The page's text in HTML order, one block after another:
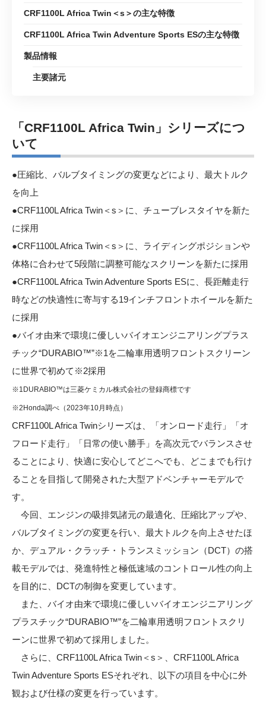
CRF1100L Africa Twin＜s＞の主な特徴
CRF1100L Africa Twin Adventure Sports ESの主な特徴
製品情報
主要諸元
「CRF1100L Africa Twin」シリーズにつ
いて
●圧縮比、バルブタイミングの変更などにより、最大トルク
を向上
●CRF1100L Africa Twin＜s＞に、チューブレスタイヤを新た
に採用
●CRF1100L Africa Twin＜s＞に、ライディングポジションや
体格に合わせて5段階に調整可能なスクリーンを新たに採用
●CRF1100L Africa Twin Adventure Sports ESに、長距離走行
時などの快適性に寄与する19インチフロントホイールを新た
に採用
●バイオ由来で環境に優しいバイオエンジニアリングプラス
チック“DURABIO™”※1を二輪車用透明フロントスクリーン
に世界で初めて※2採用
※1DURABIO™は三菱ケミカル株式会社の登録商標です
※2Honda調べ（2023年10月時点）
CRF1100L Africa Twinシリーズは、「オンロード走行」「オ
フロード走行」「日常の使い勝手」を高次元でバランスさせ
ることにより、快適に安心してどこへでも、どこまでも行け
ることを目指して開発された大型アドベンチャーモデルで
す。
今回、エンジンの吸排気諸元の最適化、圧縮比アップや、
バルブタイミングの変更を行い、最大トルクを向上させたほ
か、デュアル・クラッチ・トランスミッション（DCT）の搭
載モデルでは、発進特性と極低速域のコントロール性の向上
を目的に、DCTの制御を変更しています。
また、バイオ由来で環境に優しいバイオエンジニアリング
プラスチック“DURABIO™”を二輪車用透明フロントスクリ
ーンに世界で初めて採用しました。
さらに、CRF1100L Africa Twin＜s＞、CRF1100L Africa
Twin Adventure Sports ESそれぞれ、以下の項目を中心に外
観および仕様の変更を行っています。